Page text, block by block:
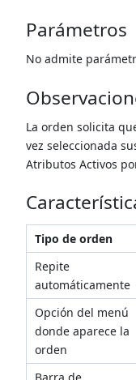
Parámetros
No admite
La orden solicita
vez seleccionada
Atributos Activos
Tipo de orden
Repite
automáticamente
Opción del menú
donde aparece la
orden